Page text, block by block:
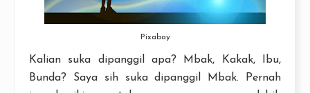
Pixabay
Kalian suka dipanggil apa? Mbak, Kakak, Ibu,
Bunda? Saya sih suka dipanggil Mbak. Pernah